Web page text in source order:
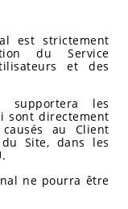
est strictement
du Service
et des
les
sont directement
au Client
Site, dans les
ne pourra être